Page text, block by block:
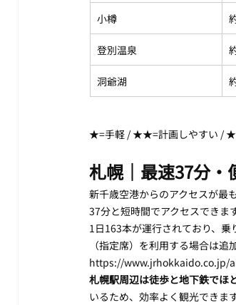
小樽
登別温泉
洞爺湖
★=手軽 / ★★=計画しやすい /
札幌｜最速37分・
新千歳空港からのアクセスが最
37分と短時間でアクセスできます
1日163本が運行されており、
（指定席）を利用する場合は
https://www.jrhokkaido.co.jp/
札幌駅周辺は徒歩と地下鉄でほ
いるため、効率よく観光できま